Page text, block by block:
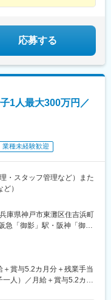
応募する
1人最大300万円／
業種未経験歓迎
・スタッフ管理など）また
）
庫県神戸市東灘区住吉浜町
急「御影」駅・阪神「御
迎バスあり＼借り上げ社宅
上げ社宅を完備。希望すれ
も大歓迎です！※受動喫煙
賞与5.2カ月分＋残業手当
人）／月給＋賞与5.2カ月